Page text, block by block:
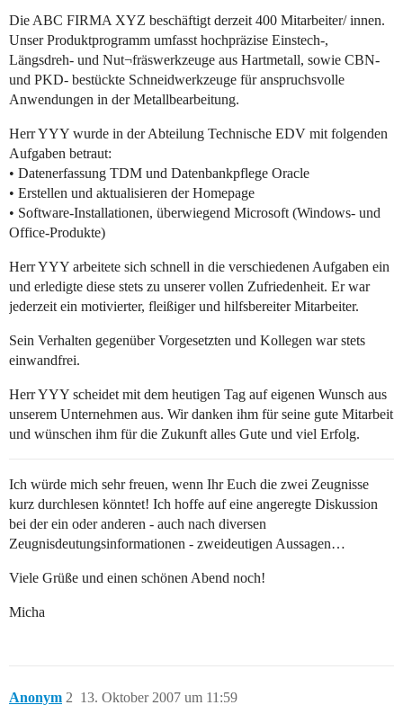
Die ABC FIRMA XYZ beschäftigt derzeit 400 Mitarbeiter/ innen.
Unser Produktprogramm umfasst hochpräzise Einstech-,
Längsdreh- und Nut¬fräswerkzeuge aus Hartmetall, sowie CBN-
und PKD- bestückte Schneidwerkzeuge für anspruchsvolle
Anwendungen in der Metallbearbeitung.
Herr YYY wurde in der Abteilung Technische EDV mit folgenden
Aufgaben betraut:
• Datenerfassung TDM und Datenbankpflege Oracle
• Erstellen und aktualisieren der Homepage
• Software-Installationen, überwiegend Microsoft (Windows- und
Office-Produkte)
Herr YYY arbeitete sich schnell in die verschiedenen Aufgaben ein
und erledigte diese stets zu unserer vollen Zufriedenheit. Er war
jederzeit ein motivierter, fleißiger und hilfsbereiter Mitarbeiter.
Sein Verhalten gegenüber Vorgesetzten und Kollegen war stets
einwandfrei.
Herr YYY scheidet mit dem heutigen Tag auf eigenen Wunsch aus
unserem Unternehmen aus. Wir danken ihm für seine gute Mitarbeit
und wünschen ihm für die Zukunft alles Gute und viel Erfolg.
Ich würde mich sehr freuen, wenn Ihr Euch die zwei Zeugnisse
kurz durchlesen könntet! Ich hoffe auf eine angeregte Diskussion
bei der ein oder anderen - auch nach diversen
Zeugnisdeutungsinformationen - zweideutigen Aussagen…
Viele Grüße und einen schönen Abend noch!
Micha
Anonym 13. Oktober 2007 um 11:59
2